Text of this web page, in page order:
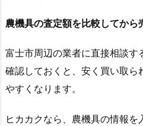
農機具の査定額を比較してから
富士市周辺の業者に直接相談す
確認しておくと、安く買い取ら
やすくなります。
ヒカカクなら、農機具の情報